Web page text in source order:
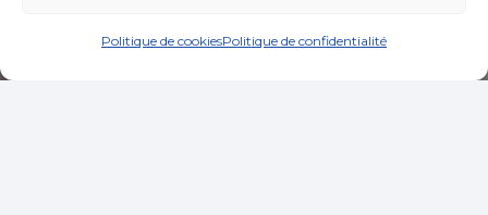
Politique de cookiesPolitique de confidentialité